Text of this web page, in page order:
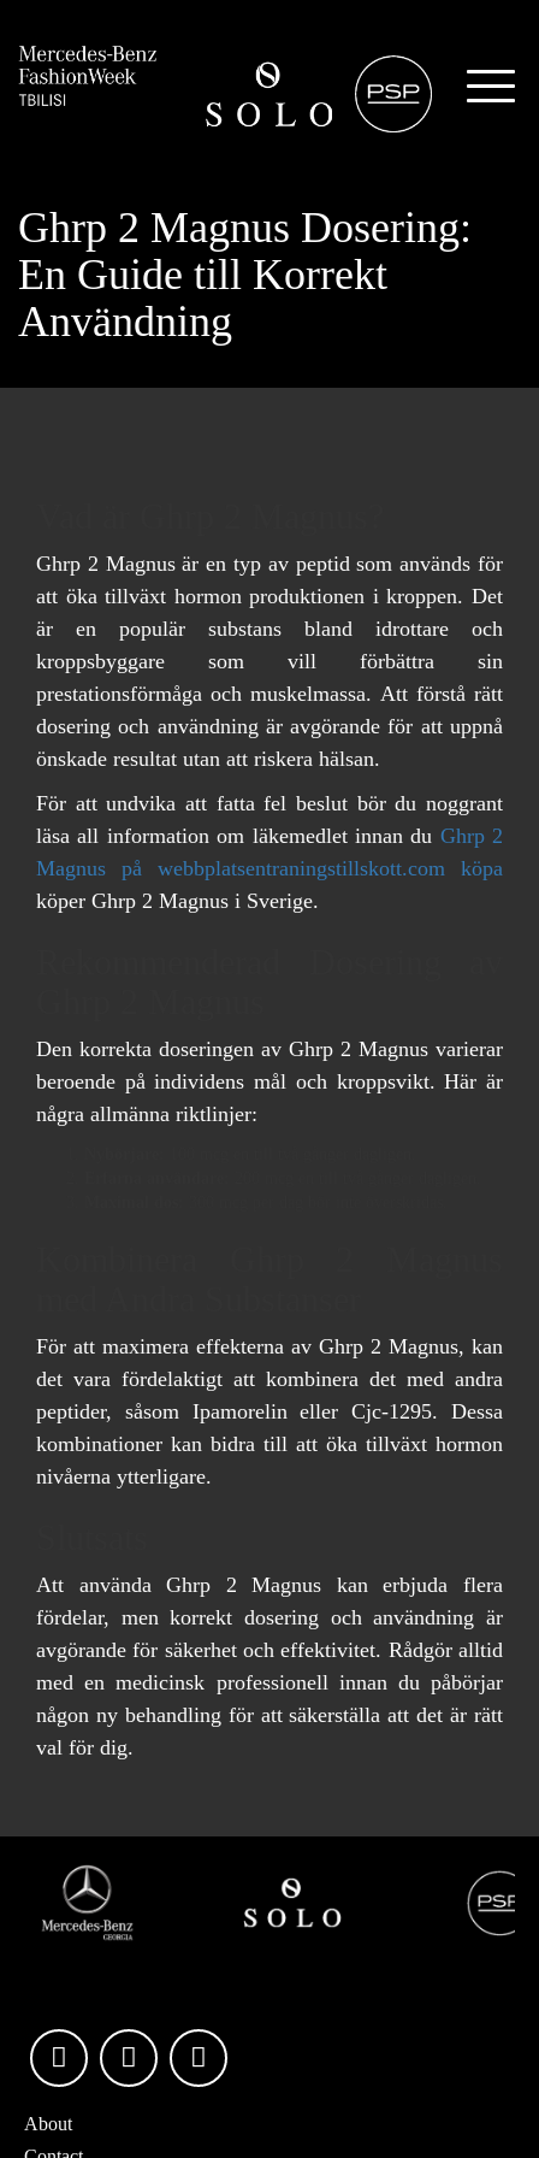
Ghrp 2 Magnus Dosering:
En Guide till Korrekt
Användning
Ghrp 2 Magnus är en typ av peptid som används för
att öka tillväxt hormon produktionen i kroppen. Det
är en populär substans bland idrottare och
kroppsbyggare som vill förbättra sin
prestationsförmåga och muskelmassa. Att förstå rätt
dosering och användning är avgörande för att uppnå
önskade resultat utan att riskera hälsan.
För att undvika att fatta fel beslut bör du noggrant
läsa all information om läkemedlet innan du Ghrp 2
Magnus på webbplatsentraningstillskott.com köpa
köper Ghrp 2 Magnus i Sverige.
Den korrekta doseringen av Ghrp 2 Magnus varierar
beroende på individens mål och kroppsvikt. Här är
några allmänna riktlinjer:
För att maximera effekterna av Ghrp 2 Magnus, kan
det vara fördelaktigt att kombinera det med andra
peptider, såsom Ipamorelin eller Cjc-1295. Dessa
kombinationer kan bidra till att öka tillväxt hormon
nivåerna ytterligare.
Att använda Ghrp 2 Magnus kan erbjuda flera
fördelar, men korrekt dosering och användning är
avgörande för säkerhet och effektivitet. Rådgör alltid
med en medicinsk professionell innan du påbörjar
någon ny behandling för att säkerställa att det är rätt
val för dig.
About